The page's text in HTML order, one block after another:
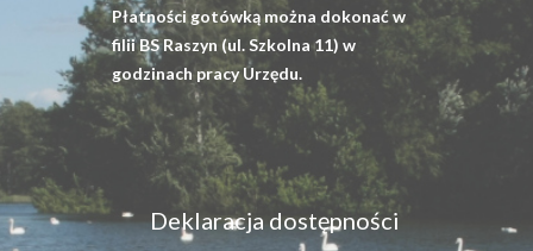
Płatności gotówką można dokonać w
filii BS Raszyn (ul. Szkolna 11) w
godzinach pracy Urzędu.
Menu
dostępność
Deklaracja dostępności